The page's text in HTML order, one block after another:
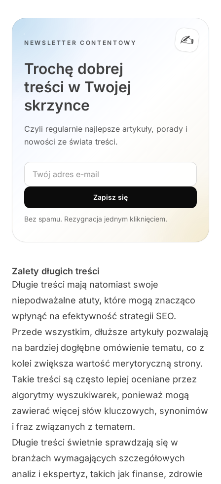
✍️
NEWSLETTER CONTENTOWY
Trochę dobrej
treści w Twojej
skrzynce
Czyli regularnie najlepsze artykuły, porady i
nowości ze świata treści.
Adres e-mail
Zapisz się
Bez spamu. Rezygnacja jednym kliknięciem.
Zalety długich treści
Długie treści mają natomiast swoje
niepodważalne atuty, które mogą znacząco
wpłynąć na efektywność strategii SEO.
Przede wszystkim, dłuższe artykuły pozwalają
na bardziej dogłębne omówienie tematu, co z
kolei zwiększa wartość merytoryczną strony.
Takie treści są często lepiej oceniane przez
algorytmy wyszukiwarek, ponieważ mogą
zawierać więcej słów kluczowych, synonimów
i fraz związanych z tematem.
Długie treści świetnie sprawdzają się w
branżach wymagających szczegółowych
analiz i ekspertyz, takich jak finanse, zdrowie